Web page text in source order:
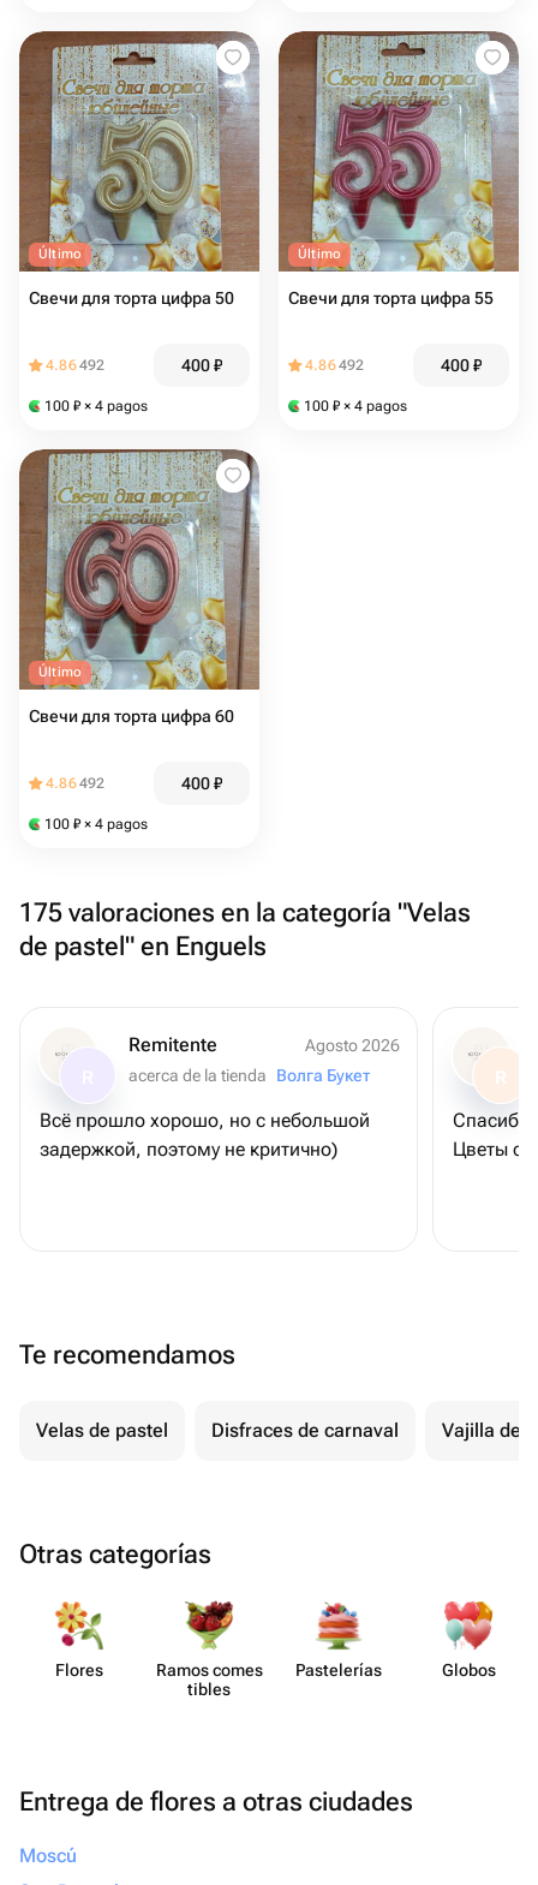
Último
Свечи для торта цифра 50
4.86492 400₽
100 ₽ × 4 pagos
Último
Свечи для торта цифра 55
4.86492 400₽
100 ₽ × 4 pagos
Último
Свечи для торта цифра 60
4.86492 400₽
100 ₽ × 4 pagos
175 valoraciones en la categoría "Velas
de pastel" en Enguels
Remitente
Agosto 2026
acerca de la tienda
Волга Букет
Всё прошло хорошо, но с небольшой
задержкой, поэтому не критично)
R
Спасибо
Цветы
Te recomendamos
Velas de pastel Disfraces de carnaval Vajilla
Otras categorías
Flores
Ramos comes​
tibles
Paste​lerías Globos
Entrega de flores a otras ciudades
Moscú